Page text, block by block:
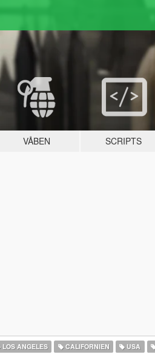
VÅBEN SCRIPTS
LOS ANGELES CALIFORNIEN USA